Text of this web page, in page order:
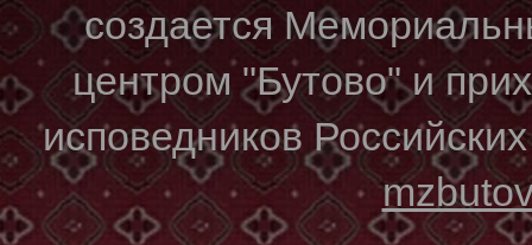
создается
центром "Бутово" и
исповедников